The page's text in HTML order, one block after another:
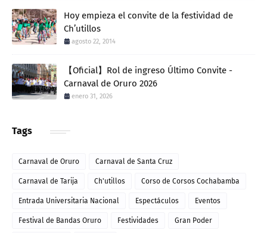
Hoy empieza el convite de la festividad de
Ch’utillos
agosto 22, 2014
【Oficial】Rol de ingreso Último Convite -
Carnaval de Oruro 2026
enero 31, 2026
Tags
Carnaval de Oruro Carnaval de Santa Cruz
Carnaval de Tarija Ch'utillos Corso de Corsos Cochabamba
Entrada Universitaria Nacional Espectáculos Eventos
Festival de Bandas Oruro Festividades Gran Poder